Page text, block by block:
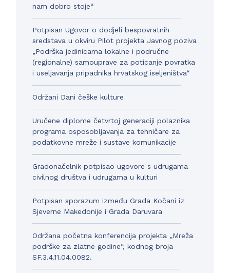
nam dobro stoje“
Potpisan Ugovor o dodjeli bespovratnih
sredstava u okviru Pilot projekta Javnog poziva
„Podrška jedinicama lokalne i područne
(regionalne) samouprave za poticanje povratka
i useljavanja pripadnika hrvatskog iseljeništva“
Održani Dani češke kulture
Uručene diplome četvrtoj generaciji polaznika
programa osposobljavanja za tehničare za
podatkovne mreže i sustave komunikacije
Gradonačelnik potpisao ugovore s udrugama
civilnog društva i udrugama u kulturi
Potpisan sporazum između Grada Kočani iz
Sjeverne Makedonije i Grada Daruvara
Održana početna konferencija projekta „Mreža
podrške za zlatne godine“, kodnog broja
SF.3.4.11.04.0082.